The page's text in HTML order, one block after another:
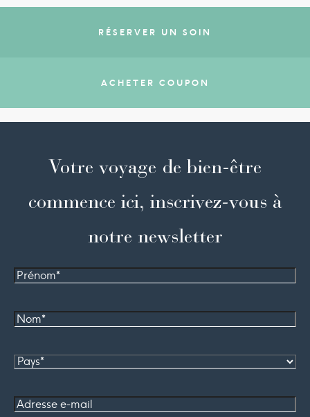
RÉSERVER UN SOIN
ACHETER COUPON
Votre voyage de bien-être
commence ici, inscrivez-vous à
notre newsletter
Prénom
Nom*
Pays
Adresse